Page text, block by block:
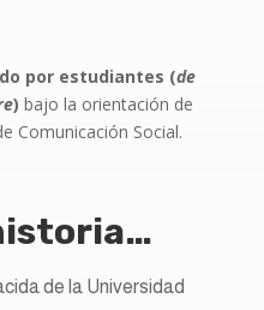
por estudiantes (de
) bajo la orientación de
Comunicación Social.
de la Universidad